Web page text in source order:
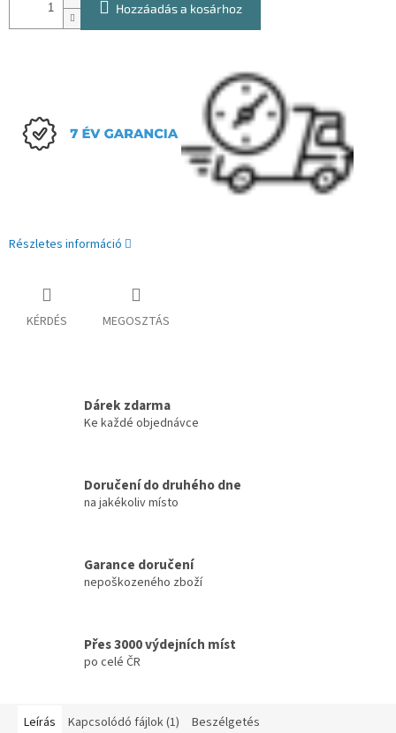
Hozzáadás a kosárhoz
Részletes információ
KÉRDÉS MEGOSZTÁS
Dárek zdarma
Ke každé objednávce
Doručení do druhého dne
na jakékoliv místo
Garance doručení
nepoškozeného zboží
Přes 3000 výdejních míst
po celé ČR
Leírás Kapcsolódó fájlok (1) Beszélgetés